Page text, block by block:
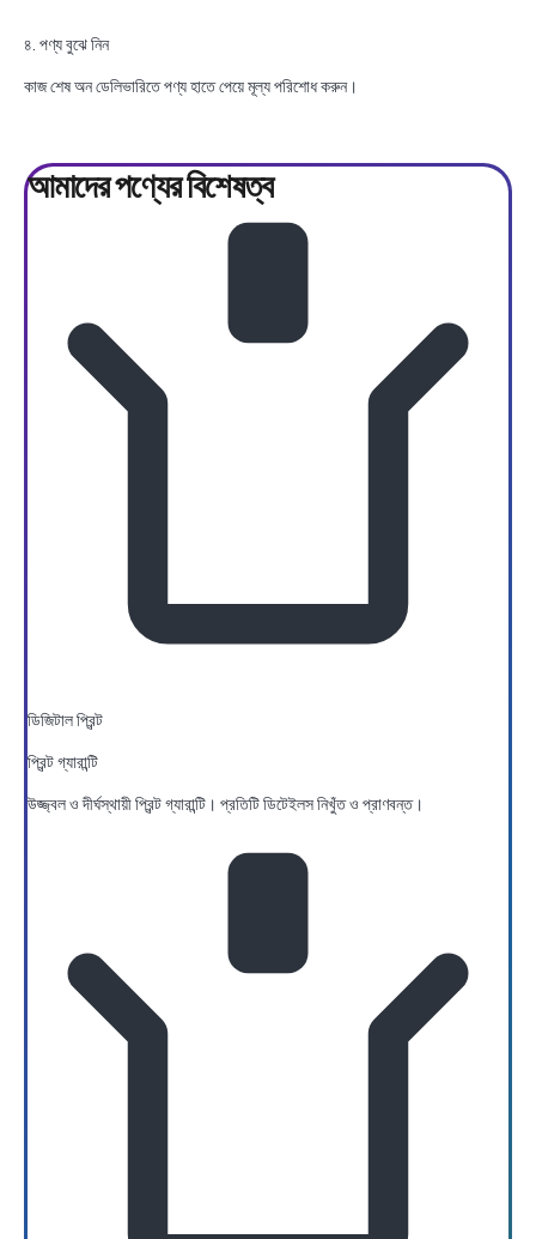
৪. পণ্য বুঝে নিন
কাজ শেষ অন ডেলিভারিতে পণ্য হাতে পেয়ে মূল্য পরিশোধ করুন।
আমাদের পণ্যেরবিশেষত্ব
ডিজিটাল প্রিন্ট
প্রিন্ট গ্যারান্টি
উজ্জ্বল ও দীর্ঘস্থায়ী প্রিন্ট গ্যারান্টি। প্রতিটি ডিটেইলস নিখুঁত ও প্রাণবন্ত।